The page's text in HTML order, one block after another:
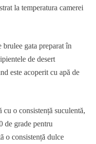
la temperatura camerei
gata preparat în
de desert
este acoperit cu apă de
cu o consistență suculentă,
de grade pentru
o consistență dulce